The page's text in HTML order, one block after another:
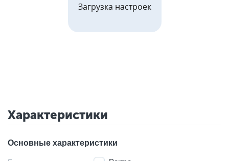
Загрузка настроек
Характеристики
Основные характеристики